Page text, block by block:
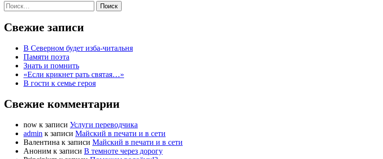
Найти:
Свежие записи
В Северном будет изба-читальня
Памяти поэта
Знать и помнить
«Если крикнет рать святая…»
В гости к семье героя
Свежие комментарии
now к записи Услуги переводчика
admin к записи Майский в печати и в сети
Валентина к записи Майский в печати и в сети
Аноним к записи В темноте через дорогу